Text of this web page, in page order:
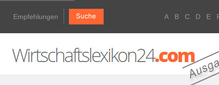
Empfehlungen A B C D E